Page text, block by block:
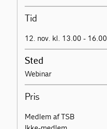
Tid
12. nov. kl. 13.00 - 16.00
Sted
Webinar
Pris
Medlem af TSB